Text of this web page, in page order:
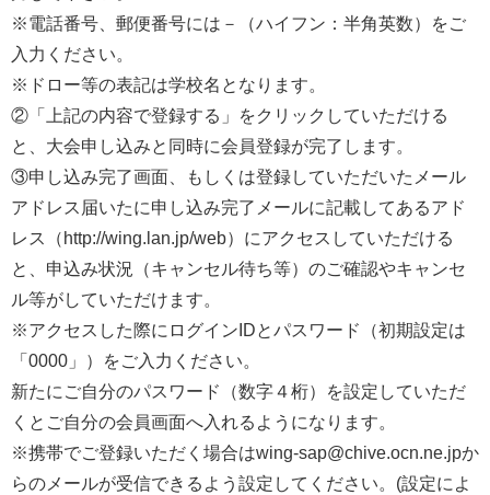
※電話番号、郵便番号には－（ハイフン：半角英数）をご
入力ください。
※ドロー等の表記は学校名となります。
②「上記の内容で登録する」をクリックしていただける
と、大会申し込みと同時に会員登録が完了します。
③申し込み完了画面、もしくは登録していただいたメール
アドレス届いたに申し込み完了メールに記載してあるアド
レス（http://wing.lan.jp/web）にアクセスしていただける
と、申込み状況（キャンセル待ち等）のご確認やキャンセ
ル等がしていただけます。
※アクセスした際にログインIDとパスワード（初期設定は
「0000」）をご入力ください。
新たにご自分のパスワード（数字４桁）を設定していただ
くとご自分の会員画面へ入れるようになります。
※携帯でご登録いただく場合はwing-sap@chive.ocn.ne.jpか
らのメールが受信できるよう設定してください。(設定によ